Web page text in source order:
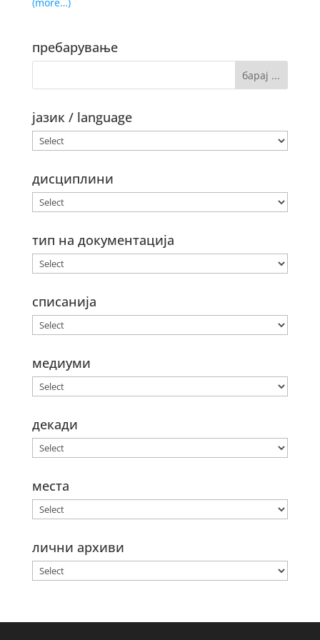
пребарување
јазик / language
дисциплини
тип на документација
списанија
медиуми
декади
места
лични архиви